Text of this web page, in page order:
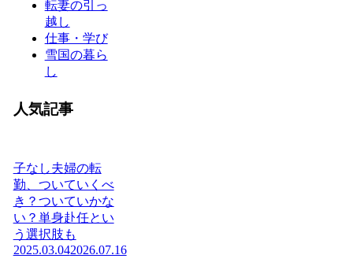
転妻の引っ
越し
仕事・学び
雪国の暮ら
し
人気記事
子なし夫婦の転
勤、ついていくべ
き？ついていかな
い？単身赴任とい
う選択肢も
2025.03.042026.07.16